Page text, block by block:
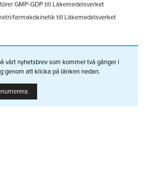
GMP-GDP till Läkemedelsverket
farmakokinetik till Läkemedelsverket
vårt nyhetsbrev som kommer två gånger i
genom att klicka på länken nedan.